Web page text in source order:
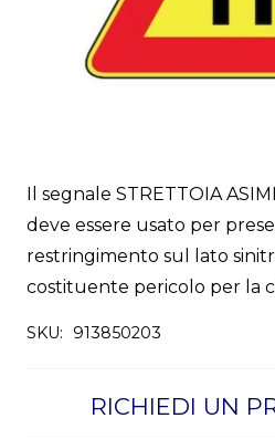
Il segnale STRETTOIA
deve essere usato per
restringimento sul lato
costituente pericolo per la
SKU: 913850203
RICHIEDI UN